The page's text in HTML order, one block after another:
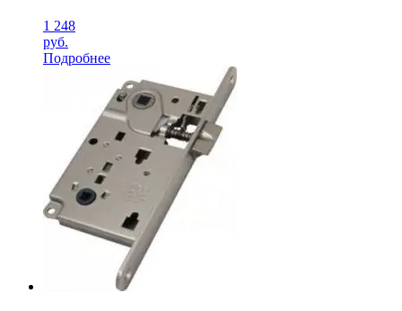
1 248
руб.
Подробнее